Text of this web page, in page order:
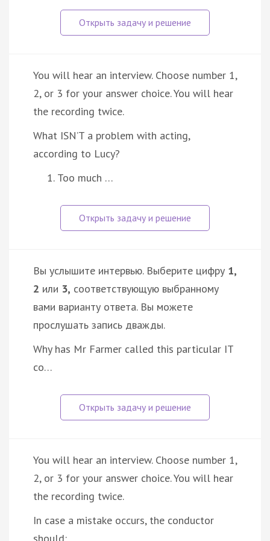
You will hear an interview. Choose number 1,
2, or 3 for your answer choice. You will hear
the recording twice.
What ISN’T a problem with acting,
according to Lucy?
Too much …
Вы услышите интервью. Выберите цифру 1,
2 или 3, соответствующую выбранному
вами варианту ответа. Вы можете
прослушать запись дважды.
Why has Mr Farmer called this particular IT
co…
You will hear an interview. Choose number 1,
2, or 3 for your answer choice. You will hear
the recording twice.
In case a mistake occurs, the conductor
should: